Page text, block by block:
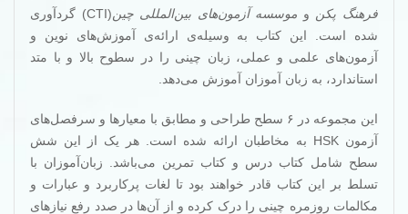
فرهنگ پکنو موسسه آزمون‌های بین‌المللی چین
(CTI) گردآوری
شده است. این کتاب به وسیله‌ی ارائه‌ی آموزش‌های نوین و
آزمون‌های علمی و عملی، زبان چینی را در سطوح بالا و با متد
استاندارد، به زبان آموزان آموزش می‌دهد.
این مجموعه در ۶ سطح طراحی و مطابق با معیارها و سرفصل‌های
آزمون HSK به مخاطبان ارائه شده است. هر یک از این شش
سطح شامل کتاب درس و کتاب تمرین می‌باشد. زبان‌آموزان با
تسلط بر این کتاب قادر خواهند بود تا لغات پرکاربرد و عبارات و
مکالمات روزمره چینی را درک کرده و از آن‌ها در صدد رفع نیازهای